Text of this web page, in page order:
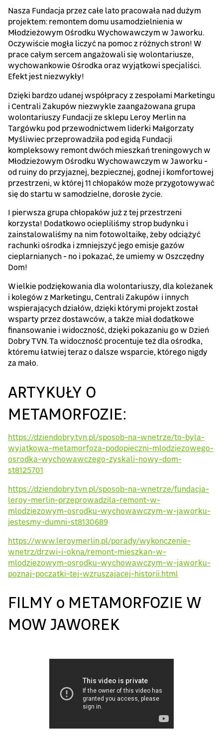
Nasza Fundacja przez całe lato pracowała nad dużym
projektem: remontem domu usamodzielnienia w
Młodzieżowym Ośrodku Wychowawczym w Jaworku.
Oczywiście mogła liczyć na pomoc z różnych stron! W
prace całym sercem angażowali się wolontariusze,
wychowankowie Ośrodka oraz wyjątkowi specjaliści.
Efekt jest niezwykły!
Dzięki bardzo udanej współpracy z zespołami Marketingu
i Centrali Zakupów niezwykle zaangażowana grupa
wolontariuszy Fundacji ze sklepu Leroy Merlin na
Targówku pod przewodnictwem liderki Małgorzaty
Myśliwiec przeprowadziła pod egidą Fundacji
kompleksowy remont dwóch mieszkań treningowych w
Młodzieżowym Ośrodku Wychowawczym w Jaworku -
od ruiny do przyjaznej, bezpiecznej, godnej i komfortowej
przestrzeni, w której 11 chłopaków może przygotowywać
się do startu w samodzielne, dorosłe życie.
I pierwsza grupa chłopaków już z tej przestrzeni
korzysta! Dodatkowo ociepliliśmy strop budynku i
zainstalowaliśmy na nim fotowoltaikę, żeby odciążyć
rachunki ośrodka i zmniejszyć jego emisje gazów
cieplarnianych - no i pokazać, że umiemy w Oszczędny
Dom!
Wielkie podziękowania dla wolontariuszy, dla koleżanek
i kolegów z Marketingu, Centrali Zakupów i innych
wspierających działów, dzięki którymi projekt został
wsparty przez dostawców, a także miał dodatkowe
finansowanie i widoczność, dzięki pokazaniu go w Dzień
Dobry TVN. Ta widoczność procentuje też dla ośrodka,
któremu łatwiej teraz o dalsze wsparcie, którego nigdy
za mało.
ARTYKUŁY O
METAMORFOZIE:
https://dziendobry.tvn.pl/sposob-na-wnetrze/to-byla-
wyjatkowa-metamorfoza-podopieczni-mlodziezowego-
osrodka-wychowawczego-zyskali-nowy-dom-
st8125701
https://dziendobry.tvn.pl/sposob-na-wnetrze/fundacja-
leroy-merlin-przeprowadzila-remont-w-
mlodziezowym-osrodku-wychowawczym-w-jaworku-
jestesmy-dumni-st8130689
https://www.leroymerlin.pl/porady/wykonczenie-
wnetrz/drzwi-i-okna/remont-mieszkan-w-
mlodziezowym-osrodku-wychowawczym-w-jaworku-
poznaj-poczatki-tej-wzruszajacej-historii.html
FILMY o METAMORFOZIE W
MOW JAWOREK